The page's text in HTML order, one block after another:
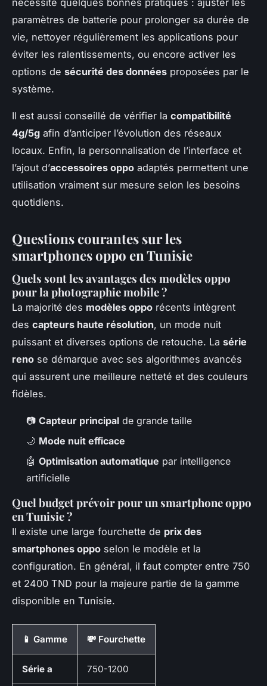
paramètres de batterie pour prolonger sa durée de
vie, nettoyer régulièrement les applications pour
éviter les ralentissements, ou encore activer les
options de sécurité des données proposées par le
système.
Il est aussi conseillé de vérifier la compatibilité
4g/5g afin d’anticiper l’évolution des réseaux
locaux. Enfin, la personnalisation de l’interface et
l’ajout d’accessoires oppo adaptés permettent une
utilisation vraiment sur mesure selon les besoins
quotidiens.
Questions courantes sur les
smartphones oppo en Tunisie
Quels sont les avantages des modèles oppo
pour la photographie mobile ?
La majorité des modèles oppo récents intègrent
des capteurs haute résolution, un mode nuit
puissant et diverses options de retouche. La série
reno se démarque avec ses algorithmes avancés
qui assurent une meilleure netteté et des couleurs
fidèles.
📷 Capteur principal de grande taille
🌙 Mode nuit efficace
🤖 Optimisation automatique par intelligence
artificielle
Quel budget prévoir pour un smartphone oppo
en Tunisie ?
Il existe une large fourchette de prix des
smartphones oppo selon le modèle et la
configuration. En général, il faut compter entre 750
et 2400 TND pour la majeure partie de la gamme
disponible en Tunisie.
📱 Gamme 💸 Fourchette
Série a 750-1200